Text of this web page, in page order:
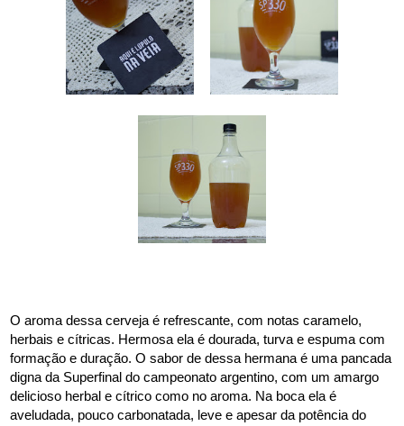
O aroma dessa cerveja é refrescante, com notas caramelo,
herbais e cítricas. Hermosa ela é dourada, turva e espuma com
formação e duração. O sabor de dessa hermana é uma pancada
digna da Superfinal do campeonato argentino, com um amargo
delicioso herbal e cítrico como no aroma. Na boca ela é
aveludada, pouco carbonatada, leve e apesar da potência do